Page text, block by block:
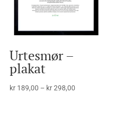
Urtesmør –
plakat
kr189,00 – kr298,00Prisområde: